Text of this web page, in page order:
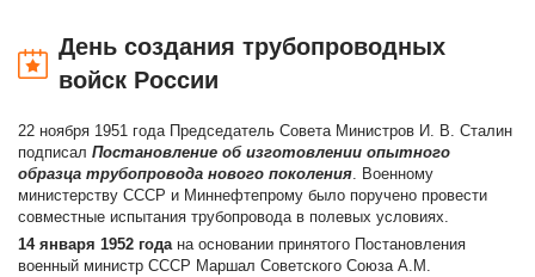
День создания трубопроводных
войск России
22 ноября 1951 года Председатель Совета Министров И. В. Сталин
подписал Постановление об изготовлении опытного
образца трубопровода нового поколения. Военному
министерству СССР и Миннефтепрому было поручено провести
совместные испытания трубопровода в полевых условиях.
14 января 1952 годана основании принятого Постановления
военный министр СССР Маршал Советского Союза А.М.